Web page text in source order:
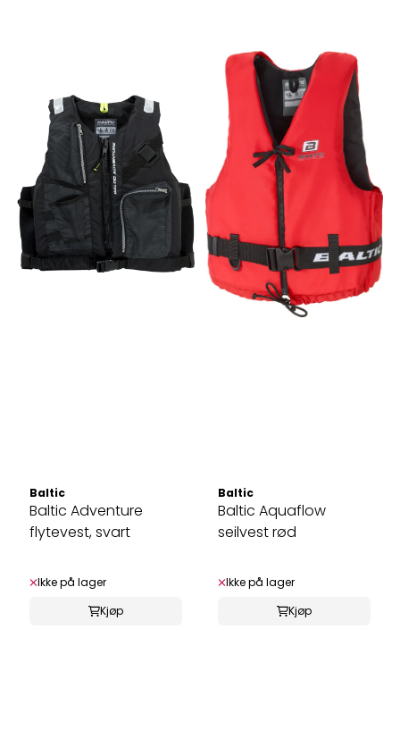
Baltic
Baltic Adventure
flytevest, svart
Ikke på lager
Kjøp
Baltic
Baltic Aquaflow
seilvest rød
Ikke på lager
Kjøp